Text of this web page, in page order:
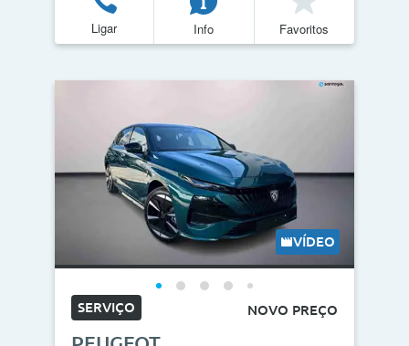
Ligar Info Favoritos
VÍDEO
SERVIÇO NOVO PREÇO